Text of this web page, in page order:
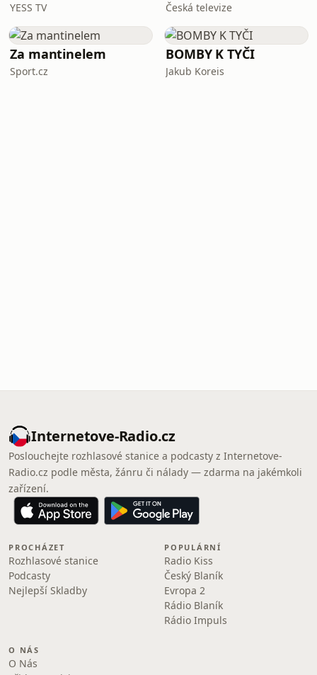
YESS TV Česká televize
Za mantinelem
Sport.cz
BOMBY K TYČI
Jakub Koreis
Internetove-Radio.cz
Poslouchejte rozhlasové stanice a podcasty z Internetove-
Radio.cz podle města, žánru či nálady — zdarma na jakémkoli
zařízení.
PROCHÁZET
Rozhlasové stanice
Podcasty
Nejlepší Skladby
POPULÁRNÍ
Radio Kiss
Český Blaník
Evropa 2
Rádio Blaník
Rádio Impuls
O NÁS
O Nás